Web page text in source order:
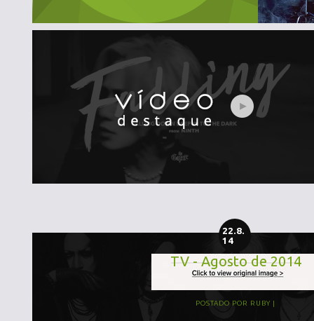
22.8.
14
TV - Agosto de 2014
POSTADO POR RUBY